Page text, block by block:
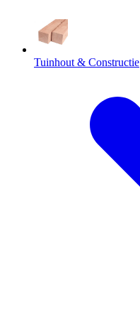
Tuinhout & Constructie